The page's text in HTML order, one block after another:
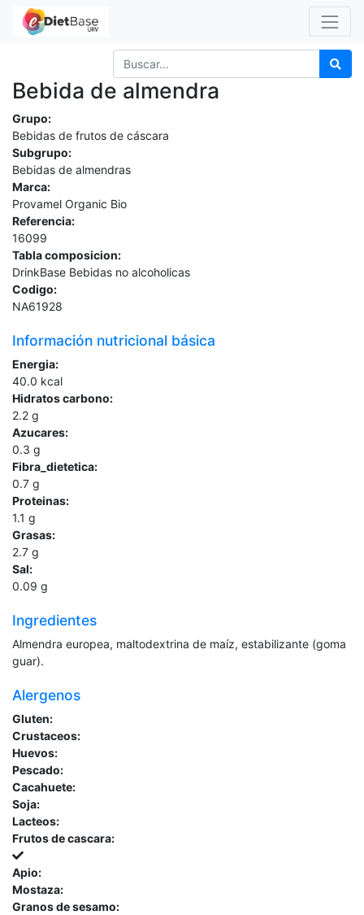
Bebida de almendra
Grupo:
Bebidas de frutos de cáscara
Subgrupo:
Bebidas de almendras
Marca:
Provamel Organic Bio
Referencia:
16099
Tabla composicion:
DrinkBase Bebidas no alcoholicas
Codigo:
NA61928
Información nutricional básica
Energia:
40.0 kcal
Hidratos carbono:
2.2 g
Azucares:
0.3 g
Fibra_dietetica:
0.7 g
Proteinas:
1.1 g
Grasas:
2.7 g
Sal:
0.09 g
Ingredientes
Almendra europea, maltodextrina de maíz, estabilizante (goma
guar).
Alergenos
Gluten:
Crustaceos:
Huevos:
Pescado:
Cacahuete:
Soja:
Lacteos:
Frutos de cascara:
Apio:
Mostaza:
Granos de sesamo: